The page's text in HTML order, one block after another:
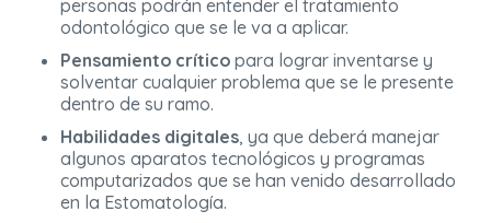
personas podrán entender el tratamiento
odontológico que se le va a aplicar.
Pensamiento crítico para lograr inventarse y
solventar cualquier problema que se le presente
dentro de su ramo.
Habilidades digitales, ya que deberá manejar
algunos aparatos tecnológicos y programas
computarizados que se han venido desarrollado
en la Estomatología.